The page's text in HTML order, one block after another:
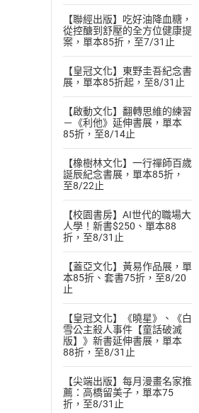
【聯經出版】吃好油降血糖，
從控醣到舒壓的全方位健康提
案，單本85折，至7/31止
【皇冠文化】東野圭吾紀念書
展，單本85折起，至8/31止
【啟動文化】翻轉思維的練習
－《利他》延伸書展，單本
85折，至8/14止
【橡樹林文化】一行禪師百歲
誕辰紀念書展，單本85折，
至8/22止
【校園書房】AI世代的職場大
人學！新書$250、單本88
折，至8/31止
【蓋亞文化】黃易作品展，單
本85折、套書75折，至8/20
止
【皇冠文化】《曉星》、《白
雪公主殺人事件【童話破滅
版】》新書延伸書展，單本
88折，至8/31止
【尖端出版】每月漫畫名家推
薦：高橋留美子，單本75
折，至8/31止